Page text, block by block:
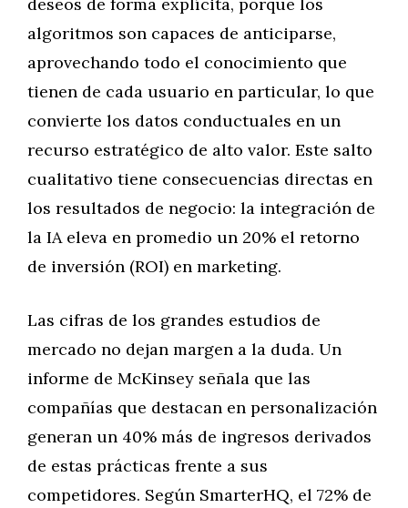
algoritmos son capaces de anticiparse,
aprovechando todo el conocimiento que
tienen de cada usuario en particular, lo que
convierte los datos conductuales en un
recurso estratégico de alto valor. Este salto
cualitativo tiene consecuencias directas en
los resultados de negocio: la integración de
la IA eleva en promedio un 20% el retorno
de inversión (ROI) en marketing.
Las cifras de los grandes estudios de
mercado no dejan margen a la duda. Un
informe de McKinsey señala que las
compañías que destacan en personalización
generan un 40% más de ingresos derivados
de estas prácticas frente a sus
competidores. Según SmarterHQ, el 72% de